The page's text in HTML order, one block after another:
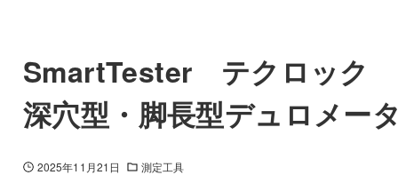
SmartTester テクロック
深穴型・脚長型デュロメー
2025年11月21日 測定工具